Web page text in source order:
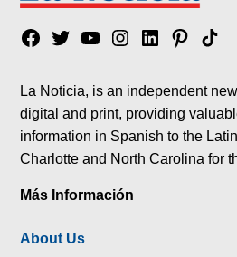
Facebook
TwitterYouTubeInstagram
LinkedinPinterest
Tik
La Noticia, is an independent
digital and print, providing
information in Spanish to the
Charlotte and North Carolina for
Más Información
About Us